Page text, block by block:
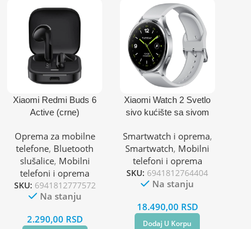
Xiaomi Redmi Buds 6
Active (crne)
Oprema za mobilne
telefone, Bluetooth
slušalice, Mobilni
telefoni i oprema
SKU: 6941812777572
Na stanju
2.290,00 RSD
Xiaomi Watch 2 Svetlo
sivo kućište sa sivom
Smartwatch i oprema,
Smartwatch, Mobilni
telefoni i oprema
SKU: 6941812764404
Na stanju
18.490,00 RSD
Dodaj U Korpu